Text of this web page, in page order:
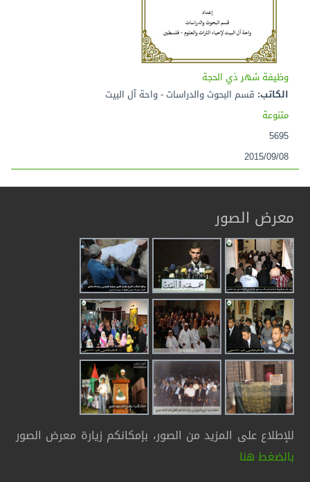
وظيفة شهر ذي الحجة
الكاتب: قسم البحوث والدراسات - واحة آل البيت
متنوعة
5695
2015/09/08
معرض الصور
للإطلاع على المزيد من الصور، بإمكانكم زيارة معرض الصور
بالضغط هنا